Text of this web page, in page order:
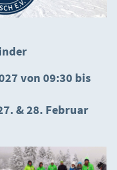
von 09:30 bis
& 28. Februar